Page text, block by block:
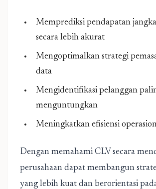
Memprediksi pendapatan
secara lebih akurat
Mengoptimalkan strategi
data
Mengidentifikasi pelanggan
menguntungkan
Meningkatkan efisiensi
Dengan memahami CLV secara
perusahaan dapat membangun
yang lebih kuat dan berorientasi